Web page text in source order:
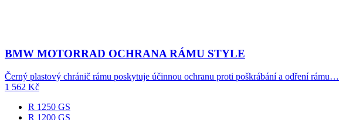
BMW MOTORRAD OCHRANA RÁMU STYLE
Černý plastový chránič rámu poskytuje účinnou ochranu proti poškrábání a odření rámu…
1 562 Kč
R 1250 GS
R 1200 GS